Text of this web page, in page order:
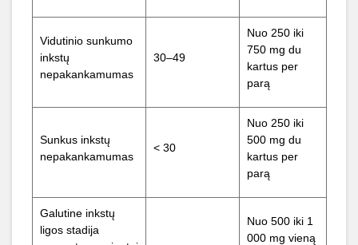
Vidutinio sunkumo
inkstų
nepakankamumas
30–49
Nuo 250 iki
750 mg du
kartus per
parą
Sunkus inkstų
nepakankamumas
< 30
Nuo 250 iki
500 mg du
kartus per
parą
Galutine inkstų
ligos stadija
Nuo 500 iki 1
000 mg vieną